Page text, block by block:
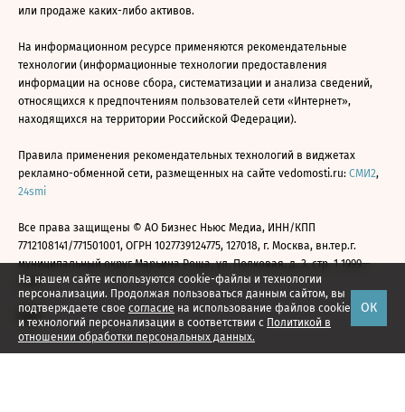
На нашем сайте используются cookie-файлы и технологии
персонализации. Продолжая пользоваться данным сайтом, вы
подтверждаете свое согласие на использование файлов cookie
и технологий персонализации в соответствии с Политикой в
отношении обработки персональных данных.
ОК
или продаже каких-либо активов.
На информационном ресурсе применяются рекомендательные
технологии (информационные технологии предоставления
информации на основе сбора, систематизации и анализа сведений,
относящихся к предпочтениям пользователей сети «Интернет»,
находящихся на территории Российской Федерации).
Правила применения рекомендательных технологий в виджетах
рекламно-обменной сети, размещенных на сайте vedomosti.ru: СМИ2,
24smi
Все права защищены © АО Бизнес Ньюс Медиа, ИНН/КПП
7712108141/771501001, ОГРН 1027739124775, 127018, г. Москва, вн.тер.г.
муниципальный округ Марьина Роща, ул. Полковая, д. 3, стр. 1 1999—
2026